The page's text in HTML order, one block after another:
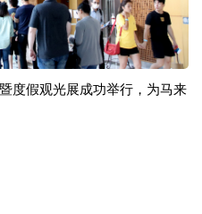
度假观光展成功举行，为马来